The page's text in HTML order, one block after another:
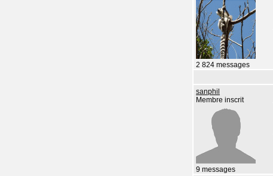
2 824 messages
sanphil
Membre inscrit
9 messages